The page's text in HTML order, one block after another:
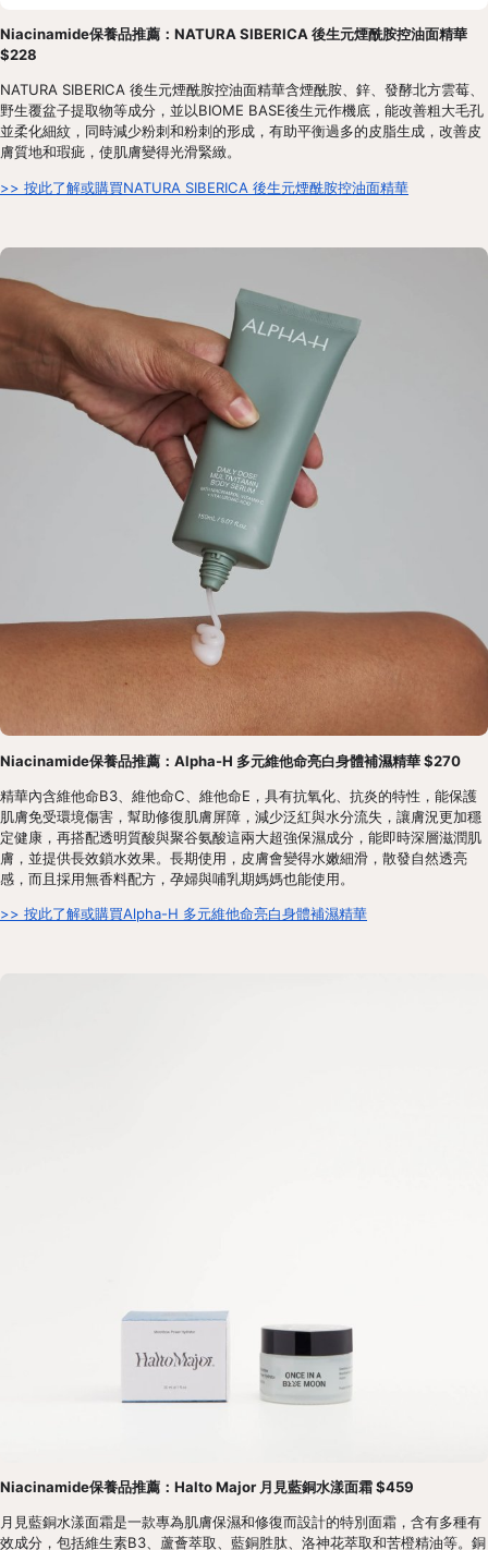
Niacinamide保養品推薦：NATURA SIBERICA 後生元煙酰胺控油面精華
$228
NATURA SIBERICA 後生元煙酰胺控油面精華含煙酰胺、鋅、發酵北方雲莓、
野生覆盆子提取物等成分，並以BIOME BASE後生元作機底，能改善粗大毛孔
並柔化細紋，同時減少粉刺和粉刺的形成，有助平衡過多的皮脂生成，改善皮
膚質地和瑕疵，使肌膚變得光滑緊緻。
>> 按此了解或購買NATURA SIBERICA 後生元煙酰胺控油面精華
Niacinamide保養品推薦：Alpha-H 多元維他命亮白身體補濕精華 $270
精華內含維他命B3、維他命C、維他命E，具有抗氧化、抗炎的特性，能保護
肌膚免受環境傷害，幫助修復肌膚屏障，減少泛紅與水分流失，讓膚況更加穩
定健康，再搭配透明質酸與聚谷氨酸這兩大超強保濕成分，能即時深層滋潤肌
膚，並提供長效鎖水效果。長期使用，皮膚會變得水嫩細滑，散發自然透亮
感，而且採用無香料配方，孕婦與哺乳期媽媽也能使用。
>> 按此了解或購買Alpha-H 多元維他命亮白身體補濕精華
Niacinamide保養品推薦：Halto Major 月見藍銅水漾面霜 $459
月見藍銅水漾面霜是一款專為肌膚保濕和修復而設計的特別面霜，含有多種有
效成分，包括維生素B3、蘆薈萃取、藍銅胜肽、洛神花萃取和苦橙精油等。銅